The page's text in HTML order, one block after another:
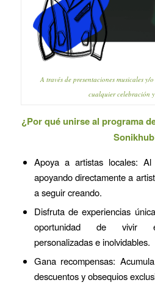
A través de presentaciones musicales y/
cualquier celebración
¿Por qué unirse al programa
Apoya a artistas locales: Al
apoyando directamente a
a seguir creando.
Disfruta de experiencias
oportunidad de vivir
personalizadas e inolvidables.
Gana recompensas:
descuentos y obsequios